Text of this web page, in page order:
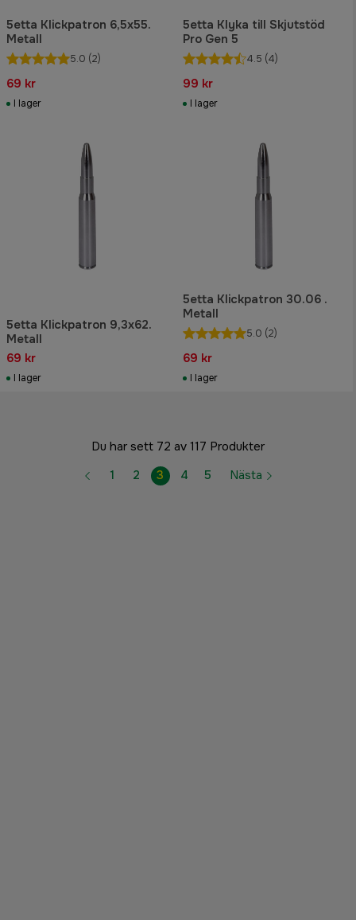
5etta Klickpatron 6,5x55.
Metall
5.0 (2)
69 kr
I lager
5etta Klyka till Skjutstöd
Pro Gen 5
4.5 (4)
99 kr
I lager
5etta Klickpatron 9,3x62.
Metall
69 kr
I lager
5etta Klickpatron 30.06 .
Metall
5.0 (2)
69 kr
I lager
Du har sett 72 av 117 Produkter
1
2 3 4 5 Nästa